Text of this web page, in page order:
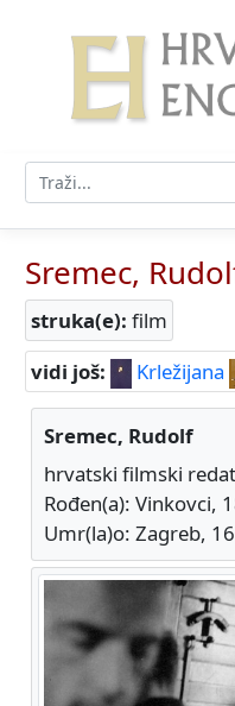
Sremec,
struka(e): film
vidi još:
Krležijana
Sremec, Rudolf
hrvatski filmski
Rođen(a): Vinkovci,
Umr(la)o: Zagreb,